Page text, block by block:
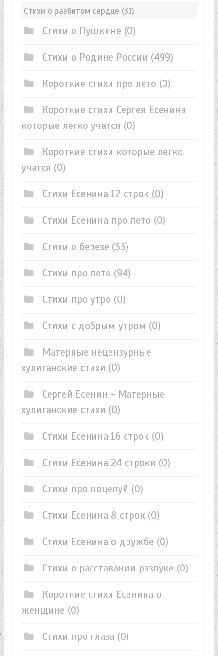
Стихи о разбитом сердце (31)
Стихи о Пушкине (0)
Стихи о Родине России (499)
Короткие стихи про лето (0)
Короткие стихи Сергея Есенина
которые легко учатся (0)
Короткие стихи которые легко
учатся (0)
Стихи Есенина 12 строк (0)
Стихи Есенина про лето (0)
Стихи о березе (33)
Стихи про лето (94)
Стихи про утро (0)
Стихи с добрым утром (0)
Матерные нецензурные
хулиганские стихи (0)
Сергей Есенин - Матерные
хулиганские стихи (0)
Стихи Есенина 16 строк (0)
Стихи Есенина 24 строки (0)
Стихи про поцелуй (0)
Стихи Есенина 8 строк (0)
Стихи Есенина о дружбе (0)
Стихи о расставании разлуке (0)
Короткие стихи Есенина о
женщине (0)
Стихи про глаза (0)